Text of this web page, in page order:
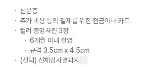
신분증
추가 비용 등의 결제를 위한 현금이나 카드
컬러 증명사진 3장
6개월 이내 촬영
규격 3.5cm x 4.5cm
(선택) 신체검사결과지